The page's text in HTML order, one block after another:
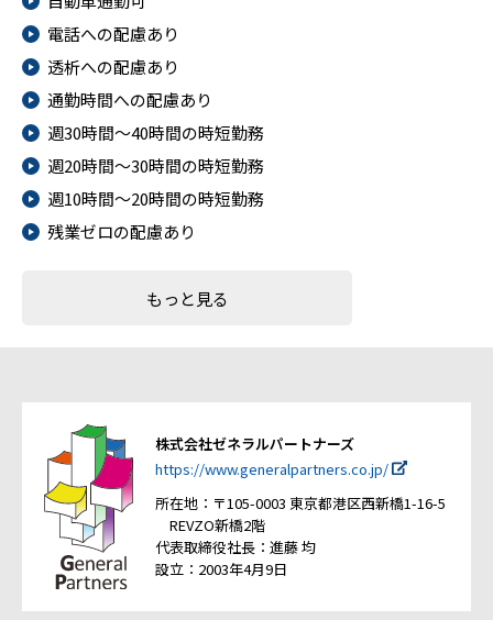
電話への配慮あり
透析への配慮あり
通勤時間への配慮あり
週30時間～40時間の時短勤務
週20時間～30時間の時短勤務
週10時間～20時間の時短勤務
残業ゼロの配慮あり
もっと見る
株式会社ゼネラルパートナーズ
https://www.generalpartners.co.jp/
所在地：〒105-0003 東京都港区西新橋1-16-5
REVZO新橋2階
代表取締役社長：進藤 均
設立：2003年4月9日